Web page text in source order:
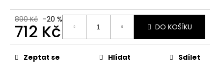
890 Kč –20 %
712 Kč
Měrná
cena:
DO KOŠÍKU
Zeptat se Hlídat Sdílet
o
p